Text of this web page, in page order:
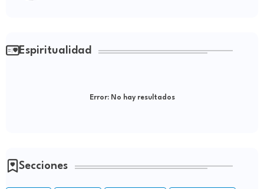
Espiritualidad
Error:No hay resultados
Secciones